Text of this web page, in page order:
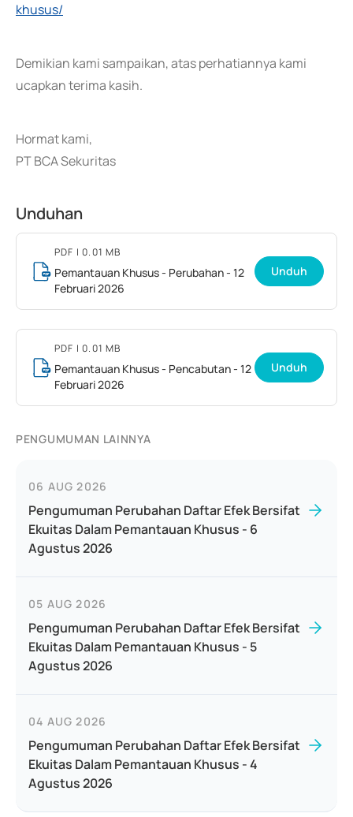
khusus/
Demikian kami sampaikan, atas perhatiannya kami
ucapkan terima kasih.
Hormat kami,
PT BCA Sekuritas
Unduhan
PDF | 0.01 MB
Pemantauan Khusus - Perubahan - 12
Februari 2026
Unduh
PDF | 0.01 MB
Pemantauan Khusus - Pencabutan - 12
Februari 2026
Unduh
PENGUMUMAN LAINNYA
06 AUG 2026
Pengumuman Perubahan Daftar Efek Bersifat
Ekuitas Dalam Pemantauan Khusus - 6
Agustus 2026
05 AUG 2026
Pengumuman Perubahan Daftar Efek Bersifat
Ekuitas Dalam Pemantauan Khusus - 5
Agustus 2026
04 AUG 2026
Pengumuman Perubahan Daftar Efek Bersifat
Ekuitas Dalam Pemantauan Khusus - 4
Agustus 2026